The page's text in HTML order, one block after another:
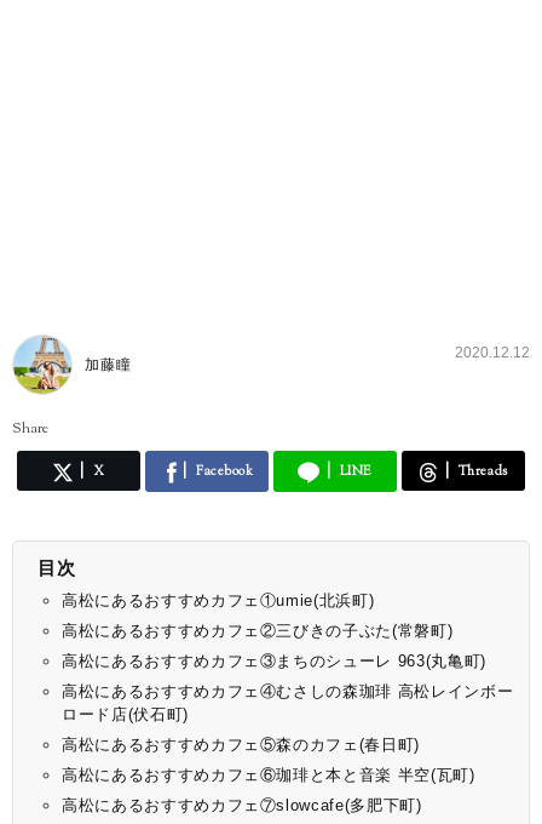
加藤瞳
2020.12.12
Share
X Facebook LINE Threads
目次
高松にあるおすすめカフェ①umie(北浜町)
高松にあるおすすめカフェ②三びきの子ぶた(常磐町)
高松にあるおすすめカフェ③まちのシューレ 963(丸亀町)
高松にあるおすすめカフェ④むさしの森珈琲 高松レインボー
ロード店(伏石町)
高松にあるおすすめカフェ⑤森のカフェ(春日町)
高松にあるおすすめカフェ⑥珈琲と本と音楽 半空(瓦町)
高松にあるおすすめカフェ⑦slowcafe(多肥下町)